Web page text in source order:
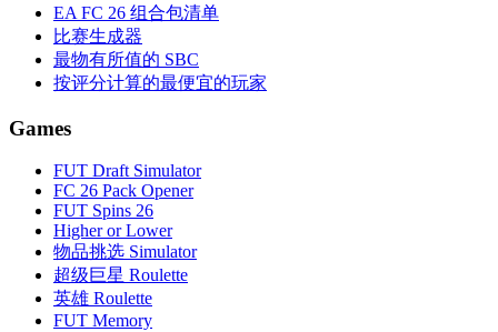
EA FC 26 组合包清单
比赛生成器
最物有所值的 SBC
按评分计算的最便宜的玩家
Games
FUT Draft Simulator
FC 26 Pack Opener
FUT Spins 26
Higher or Lower
物品挑选 Simulator
超级巨星 Roulette
英雄 Roulette
FUT Memory